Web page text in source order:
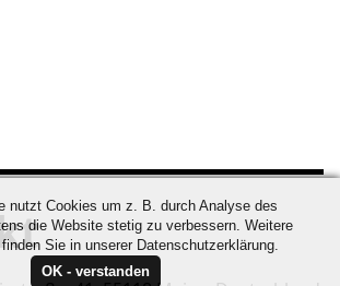
nutzt Cookies um z. B. durch Analyse des
die Website stetig zu verbessern. Weitere
Sie in unserer Datenschutzerklärung.